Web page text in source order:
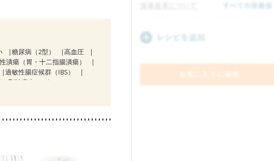
糖尿病（2型）
高血圧
潰瘍（胃・十二指腸潰瘍）
過敏性腸症候群（IBS）
剤治療中）
察中の方など